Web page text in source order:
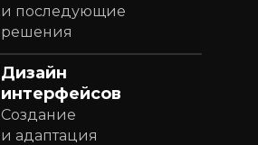
и последующие
решения
Дизайн
интерфейсов
Создание
и адаптация